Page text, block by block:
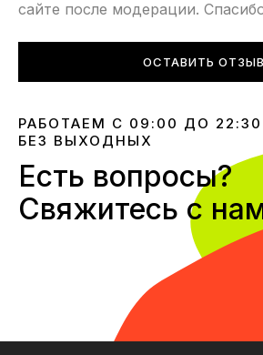
сайте после модерации.
ОСТАВИТЬ ОТЗЫВ
РАБОТАЕМ С 09:00 ДО 22:30
БЕЗ ВЫХОДНЫХ
Есть вопросы?
Свяжитесь с